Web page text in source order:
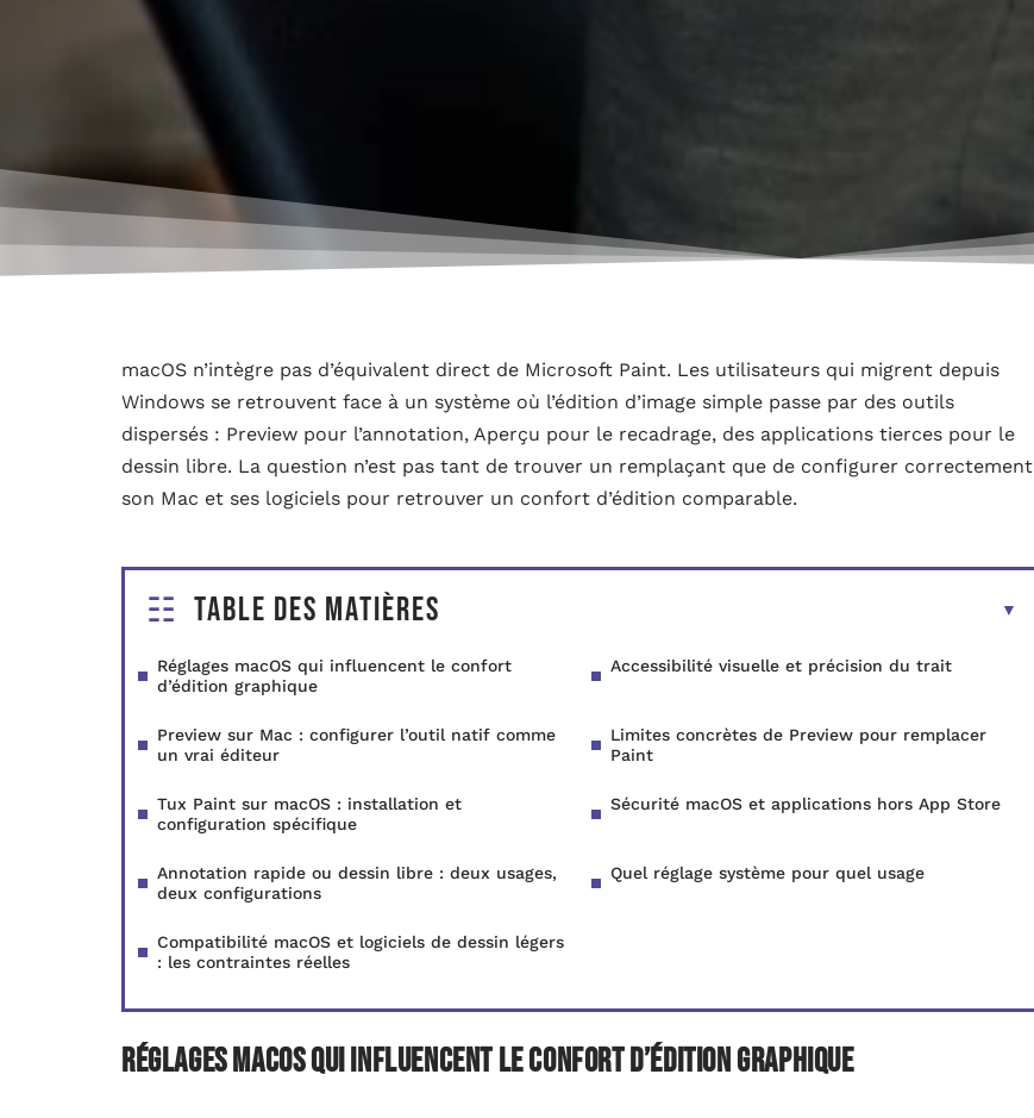
macOS n’intègre pas d’équivalent direct de Microsoft Paint. Les utilisateurs qui migrent depuis
Windows se retrouvent face à un système où l’édition d’image simple passe par des outils
dispersés : Preview pour l’annotation, Aperçu pour le recadrage, des applications tierces pour le
dessin libre. La question n’est pas tant de trouver un remplaçant que de configurer correctement
son Mac et ses logiciels pour retrouver un confort d’édition comparable.
Table des matières
Réglages macOS qui influencent le confort
d’édition graphique
Accessibilité visuelle et précision du trait
Preview sur Mac : configurer l’outil natif comme
un vrai éditeur
Limites concrètes de Preview pour remplacer
Paint
Tux Paint sur macOS : installation et
configuration spécifique
Sécurité macOS et applications hors App Store
Annotation rapide ou dessin libre : deux usages,
deux configurations
Quel réglage système pour quel usage
Compatibilité macOS et logiciels de dessin légers
: les contraintes réelles
Réglages macOS qui influencent le confort d’édition graphique